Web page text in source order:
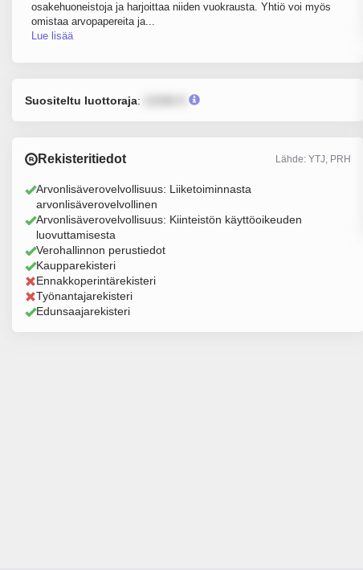
osakehuoneistoja ja harjoittaa niiden vuokrausta. Yhtiö voi myös
omistaa arvopapereita ja...
Lue lisää
Suositeltu luottoraja:
Rekisteritiedot Lähde: YTJ, PRH
Arvonlisäverovelvollisuus: Liiketoiminnasta
arvonlisäverovelvollinen
Arvonlisäverovelvollisuus: Kiinteistön käyttöoikeuden
luovuttamisesta
Verohallinnon perustiedot
Kaupparekisteri
Ennakkoperintärekisteri
Työnantajarekisteri
Edunsaajarekisteri